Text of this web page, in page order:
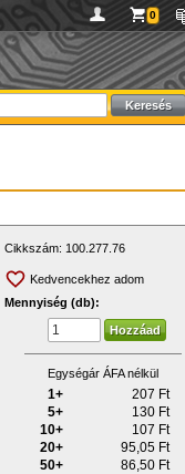
0
Cikkszám: 100.277.76
Kedvencekhez adom
Mennyiség (db):
Egységár ÁFA nélkül
1+ 207 Ft
5+
130 Ft
10+
107 Ft
20+
95,05 Ft
50+
86,50 Ft